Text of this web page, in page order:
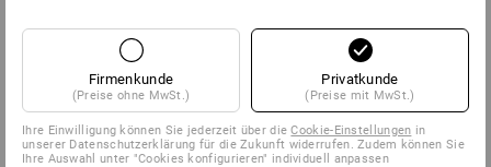
Firmenkunde
(Preise ohne MwSt.)
Privatkunde
(Preise mit MwSt.)
Ihre Einwilligung können Sie jederzeit über dieCookie-Einstellungen in
unserer Datenschutzerklärung für die Zukunft widerrufen. Zudem können Sie
Ihre Auswahl unter "Cookies konfigurieren" individuell anpassen